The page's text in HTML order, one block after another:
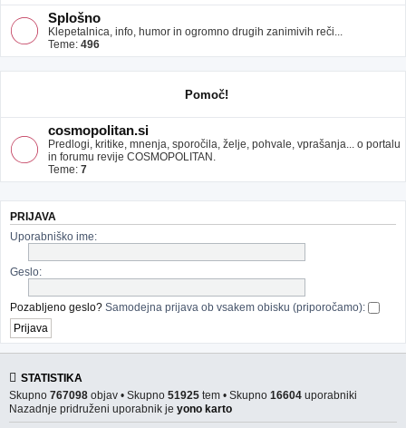
Splošno
Klepetalnica, info, humor in ogromno drugih zanimivih reči...
Teme: 496
Pomoč!
cosmopolitan.si
Predlogi, kritike, mnenja, sporočila, želje, pohvale, vprašanja... o portalu
in forumu revije COSMOPOLITAN.
Teme: 7
PRIJAVA
Uporabniško ime:
Geslo:
Pozabljeno geslo? Samodejna prijava ob vsakem obisku (priporočamo):
STATISTIKA
Skupno 767098 objav • Skupno 51925 tem • Skupno 16604 uporabniki
Nazadnje pridruženi uporabnik je yono karto